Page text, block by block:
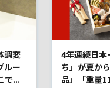
調変
ルー
で...
4年連続日本
ち」が夏か
品」「重量